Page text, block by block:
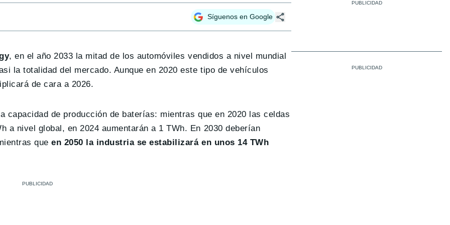
Síguenos en Google
, en el año 2033 la mitad de los automóviles vendidos a nivel mundial
la totalidad del mercado. Aunque en 2020 este tipo de vehículos
de cara a 2026.
capacidad de producción de baterías: mientras que en 2020 las celdas
a nivel global, en 2024 aumentarán a 1 TWh. En 2030 deberían
queen 2050 la industria se estabilizará en unos 14 TWh